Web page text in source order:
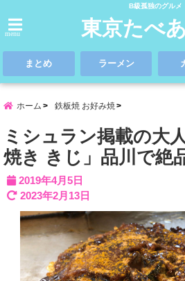
B級孤独のグルメ
menu 東京たべ
まとめ ラーメン
ホーム 鉄板焼 お好み焼
ミシュラン掲載の大
焼き きじ」品川で絶
2019年4月5日
2023年2月13日